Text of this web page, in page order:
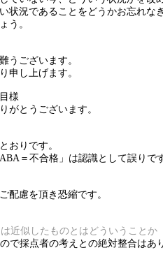
状況であることをどうかお忘れな
う。
うございます。
申し上げます。
様
がとうございます。
おりです。
＝不合格」は認識として誤りで
配慮を頂き恐縮です。
近似したものとはどういうことか
で採点者の考えとの絶対整合はあ